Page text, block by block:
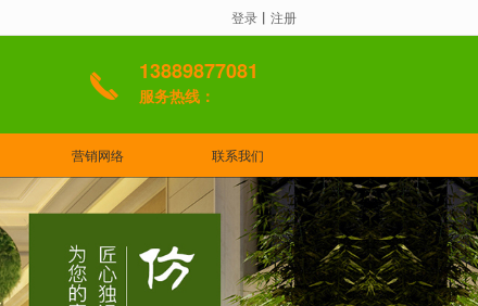
登录 丨 注册
13889877081
服务热线：
营销网络 联系我们